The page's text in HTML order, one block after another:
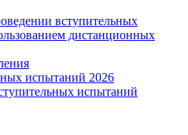
вступительных
дистанционных
испытаний 2026
испытаний